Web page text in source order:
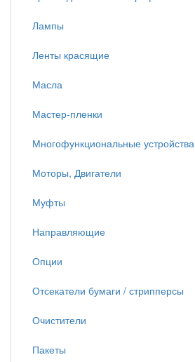
Лампы
Ленты красящие
Масла
Мастер-пленки
Многофункциональные устройства
Моторы, Двигатели
Муфты
Направляющие
Опции
Отсекатели бумаги / стрипперсы
Очистители
Пакеты